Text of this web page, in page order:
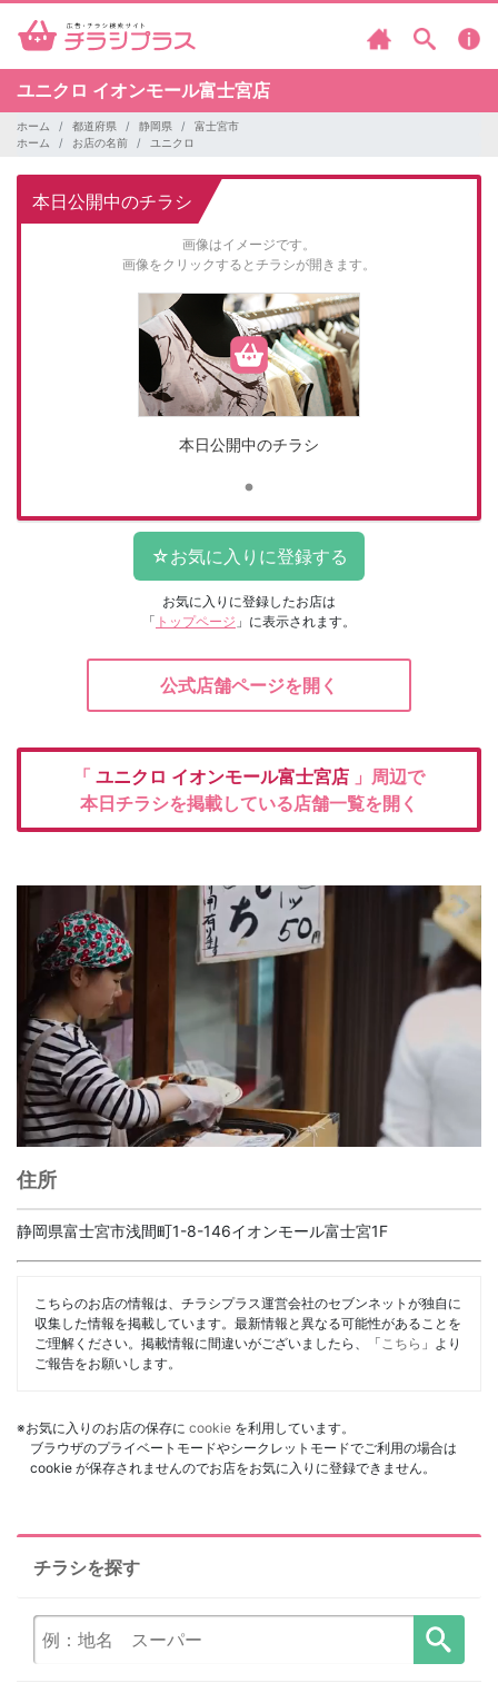
ユニクロ イオンモール富士宮店
ホーム 都道府県 静岡県
富士宮市
ホーム
お店の名前 ユニクロ
本日公開中のチラシ
画像はイメージです。
画像をクリックするとチラシが開きます。
本日公開中のチラシ
お気に入りに登録したお店は
「 トップページ 」に表示されます。
公式店舗ページを開く
「 ユニクロ イオンモール富士宮店 」周辺で
本日チラシを掲載している店舗一覧を開く
住所
静岡県富士宮市浅間町1-8-146イオンモール富士宮1F
こちらのお店の情報は、チラシプラス運営会社のセブンネットが独自に
収集した情報を掲載しています。最新情報と異なる可能性があることを
ご理解ください。掲載情報に間違いがございましたら、「 こちら 」より
ご報告をお願いします。
※お気に入りのお店の保存に cookie を利用しています。
ブラウザのプライベートモードやシークレットモードでご利用の場合は
cookie が保存されませんのでお店をお気に入りに登録できません。
チラシを探す